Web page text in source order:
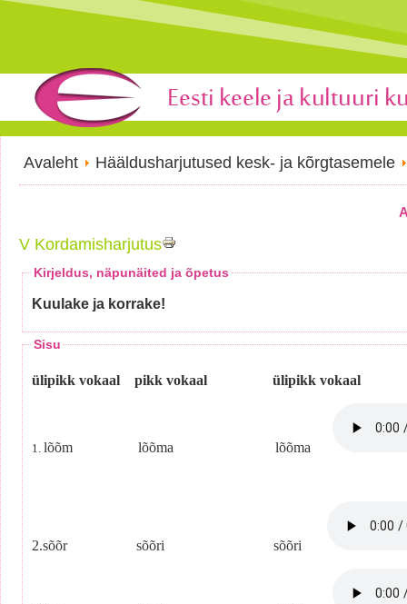
Avaleht Hääldusharjutused kesk- ja kõrgtasemele
V Kordamisharjutus
Kirjeldus, näpunäited ja õpetus
Kuulake ja korrake!
Sisu
ülipikk vokaal pikk vokaal ülipikk vokaal
1. lõõm lõõma lõõma
2.sõõr sõõri sõõri